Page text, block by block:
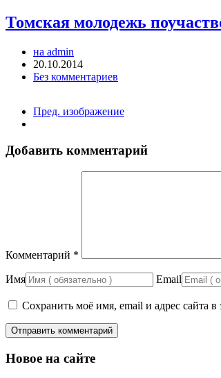
Томская молодежь
на admin
20.10.2014
Без комментариев
Пред. изображение
Добавить комментарий
Комментарий *
Имя Email
Сохранить моё имя, email и адрес сайта
Новое на сайте